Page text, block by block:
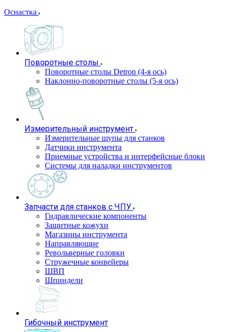
Оснастка
Поворотные столы
Поворотные столы Detron (4-я ось)
Наклонно-поворотные столы (5-я ось)
Измерительный инструмент
Измерительные щупы для станков
Датчики инструмента
Приемные устройства и интерфейсные блоки
Системы для наладки инструментов
Запчасти для станков с ЧПУ
Гидравлические компоненты
Защитные кожухи
Магазины инструмента
Направляющие
Револьверные головки
Стружечные конвейеры
ШВП
Шпиндели
Гибочный инструмент